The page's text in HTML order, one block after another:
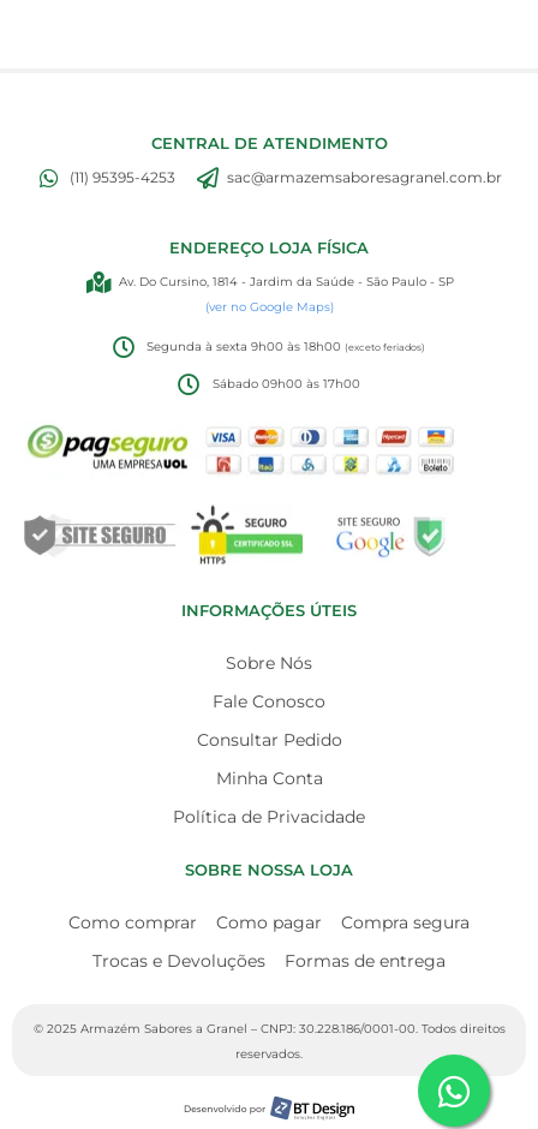
CENTRAL DE ATENDIMENTO
(11) 95395-4253 sac@armazemsaboresagranel.com.br
ENDEREÇO LOJA FÍSICA
Av. Do Cursino, 1814 - Jardim da Saúde - São Paulo - SP
(ver no Google Maps)
Segunda à sexta 9h00 às 18h00(exceto feriados)
Sábado 09h00 às 17h00
INFORMAÇÕES ÚTEIS
Sobre Nós
Fale Conosco
Consultar Pedido
Minha Conta
Política de Privacidade
SOBRE NOSSA LOJA
Como comprar Como pagar
Compra segura
Trocas e Devoluções
Formas de entrega
© 2025 Armazém Sabores a Granel – CNPJ: 30.228.186/0001-00. Todos direitos
reservados.